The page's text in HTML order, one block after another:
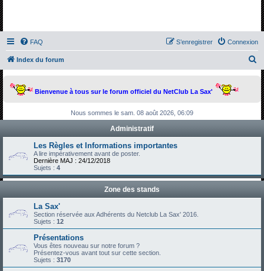
FAQ Connexion
S’enregistrer
Index du forum
Bienvenue à tous sur le forum officiel du NetClub La Sax'
Nous sommes le sam. 08 août 2026, 06:09
Administratif
Les Règles et Informations importantes
A lire impérativement avant de poster.
Dernière MAJ : 24/12/2018
Sujets : 4
Zone des stands
La Sax'
Section réservée aux Adhérents du Netclub La Sax' 2016.
Sujets : 12
Présentations
Vous êtes nouveau sur notre forum ?
Présentez-vous avant tout sur cette section.
Sujets : 3170